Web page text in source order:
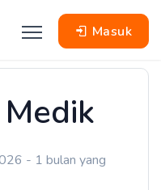
Masuk
- 1 bulan yang